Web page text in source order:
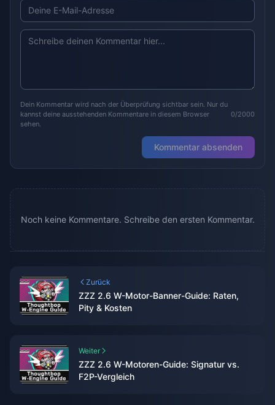
Dein Kommentar wird nach der Überprüfung sichtbar sein. Nur du
kannst deine ausstehenden Kommentare in diesem Browser
sehen.
0/2000
Kommentar absenden
Noch keine Kommentare. Schreibe den ersten Kommentar.
Zurück
ZZZ 2.6 W-Motor-Banner-Guide: Raten,
Pity & Kosten
Weiter
ZZZ 2.6 W-Motoren-Guide: Signatur vs.
F2P-Vergleich